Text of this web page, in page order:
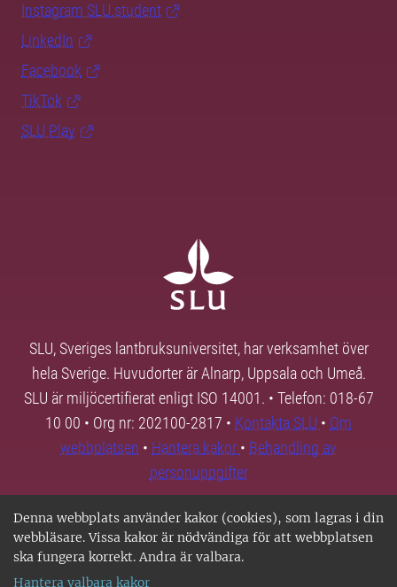
Denna webbplats använder kakor (cookies), som lagras i din
webbläsare. Vissa kakor är nödvändiga för att webbplatsen
ska fungera korrekt. Andra är valbara.
Hantera valbara kakor
Instagram SLU.student
LinkedIn
Facebook
TikTok
SLU Play
SLU, Sveriges lantbruksuniversitet, har verksamhet över
hela Sverige. Huvudorter är Alnarp, Uppsala och Umeå.
SLU är miljöcertifierat enligt ISO 14001. • Telefon: 018-67
10 00 • Org nr: 202100-2817 • Kontakta SLU • Om
webbplatsen • Hantera kakor • Behandling av
personuppgifter